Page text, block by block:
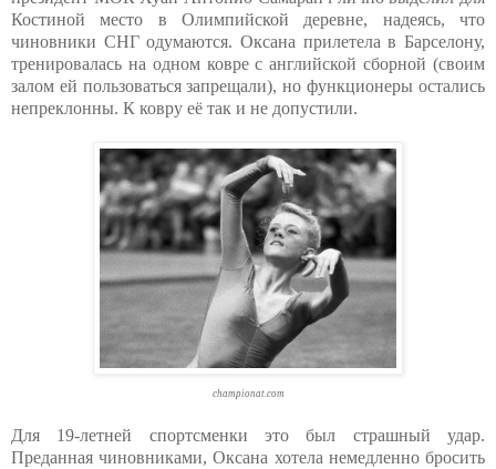
Костиной место в Олимпийской деревне, надеясь, что
чиновники СНГ одумаются. Оксана прилетела в Барселону,
тренировалась на одном ковре с английской сборной (своим
залом ей пользоваться запрещали), но функционеры остались
непреклонны. К ковру её так и не допустили.
championat.com
Для 19-летней спортсменки это был страшный удар.
Преданная чиновниками, Оксана хотела немедленно бросить